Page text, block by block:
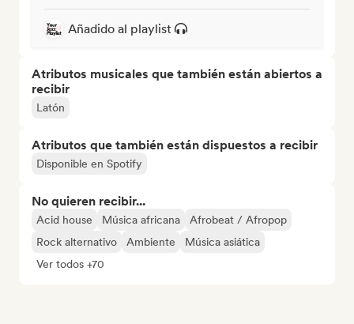
Añadido al playlist
Atributos musicales que también están abiertos a
recibir
Latón
Atributos que también están dispuestos a recibir
Disponible en Spotify
No quieren recibir...
Acid house Música africana
Afrobeat / Afropop
Rock alternativo
Ambiente
Música asiática
Ver todos +70